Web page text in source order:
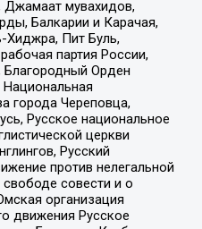
Джамаат мувахидов,
Балкарии и Карачая,
Хиджра, Пит Буль,
партия России,
Орден
города Череповца,
Русское национальное
церкви
Русский
против нелегальной
совести и о
организация
движения Русское